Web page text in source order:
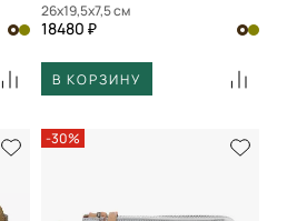
26x19,5x7,5 см
18480 ₽
В КОРЗИНУ
-30%